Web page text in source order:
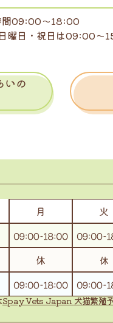
間09:00～18:00
曜日・祝日は09:00～
いの
Spay Vets Japan犬猫繁殖